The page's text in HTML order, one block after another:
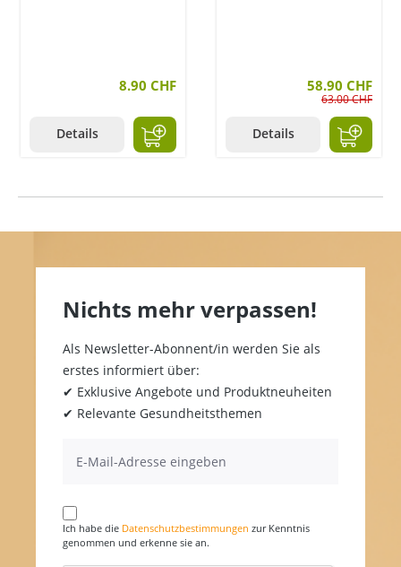
8.90 CHF
Details
58.90 CHF
63.00 CHF
Details
Nichts mehr verpassen!
Als Newsletter-Abonnent/in werden Sie als
erstes informiert über:
✔ Exklusive Angebote und Produktneuheiten
✔ Relevante Gesundheitsthemen
Ich habe die Datenschutzbestimmungen zur Kenntnis
genommen und erkenne sie an.